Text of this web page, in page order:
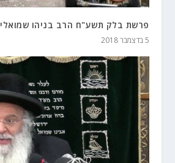
פרשת בלק תשע"ח הרב בניהו שמואלי
5 בדצמבר 2018